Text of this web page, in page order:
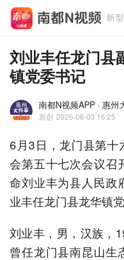
刘业丰任龙门县
镇党委书记
南都N视频APP · 惠州
原创 2026-06-03 16:25
6月3日，龙门县第十
会第五十七次会议召
命刘业丰为县人民政
业丰任龙门县龙华镇党
刘业丰，男，汉族，
曾任龙门县南昆山生